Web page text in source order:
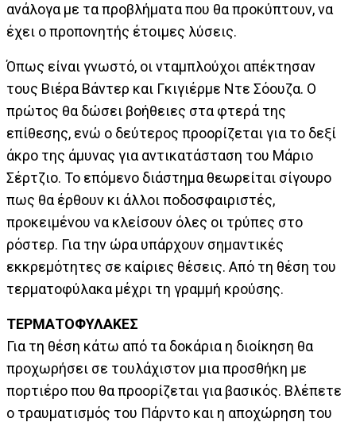
ανάλογα με τα προβλήματα που θα προκύπτουν, να
έχει ο προπονητής έτοιμες λύσεις.
Όπως είναι γνωστό, οι νταμπλούχοι απέκτησαν
τους Βιέρα Βάντερ και Γκιγιέρμε Ντε Σόουζα. Ο
πρώτος θα δώσει βοήθειες στα φτερά της
επίθεσης, ενώ ο δεύτερος προορίζεται για το δεξί
άκρο της άμυνας για αντικατάσταση του Μάριο
Σέρτζιο. Το επόμενο διάστημα θεωρείται σίγουρο
πως θα έρθουν κι άλλοι ποδοσφαιριστές,
προκειμένου να κλείσουν όλες οι τρύπες στο
ρόστερ. Για την ώρα υπάρχουν σημαντικές
εκκρεμότητες σε καίριες θέσεις. Από τη θέση του
τερματοφύλακα μέχρι τη γραμμή κρούσης.
ΤΕΡΜΑΤΟΦΥΛΑΚΕΣ
Για τη θέση κάτω από τα δοκάρια η διοίκηση θα
προχωρήσει σε τουλάχιστον μια προσθήκη με
πορτιέρο που θα προορίζεται για βασικός. Βλέπετε
ο τραυματισμός του Πάρντο και η αποχώρηση του